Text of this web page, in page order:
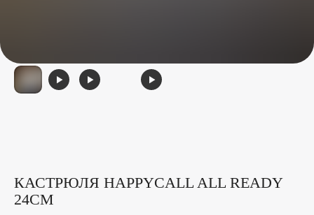
КАСТРЮЛЯ HAPPYCALL ALL READY
24СМ